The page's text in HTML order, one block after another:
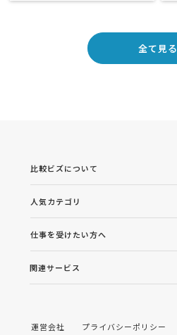
全て見る
比較ビズについて
人気カテゴリ
仕事を受けたい方へ
関連サービス
運営会社 プライバシーポリシー